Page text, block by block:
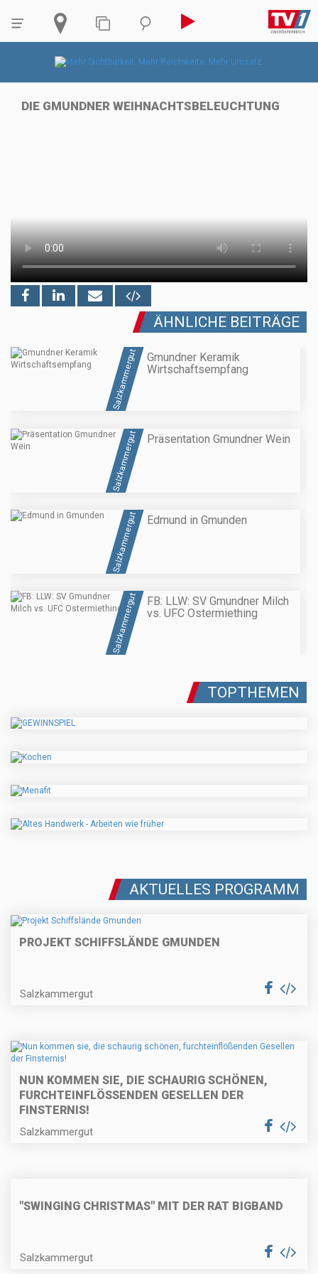
DIE GMUNDNER WEIHNACHTSBELEUCHTUNG
ÄHNLICHE BEITRÄGE
Salzkammergut
Gmundner Keramik
Wirtschaftsempfang
Salzkammergut Präsentation Gmundner Wein
Salzkammergut Edmund in Gmunden
Salzkammergut
FB: LLW: SV Gmundner Milch
vs. UFC Ostermiething
TOPTHEMEN
AKTUELLES PROGRAMM
PROJEKT SCHIFFSLÄNDE GMUNDEN
Salzkammergut
NUN KOMMEN SIE, DIE SCHAURIG SCHÖNEN,
FURCHTEINFLÖSSENDEN GESELLEN DER F
INSTERNIS!
Salzkammergut
"SWINGING CHRISTMAS" MIT DER RAT BIGBAND
Salzkammergut